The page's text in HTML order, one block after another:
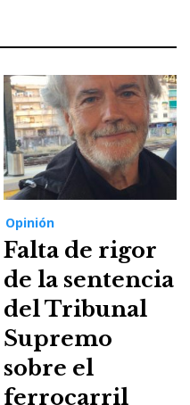
Opinión
Falta de rigor
de la sentencia
del Tribunal
Supremo
sobre el
ferrocarril